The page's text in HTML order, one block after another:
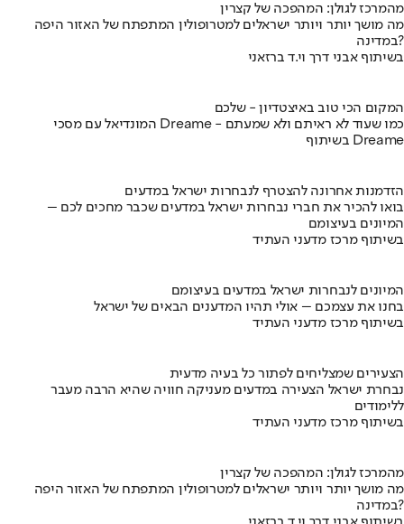
מהמרכז לגולן: המהפכה של קצרין
מה מושך יותר ויותר ישראלים למטרופולין המתפתח של האזור היפה
במדינה?
בשיתוף אבני דרך וי.ד ברזאני
המקום הכי טוב באיצטדיון - שלכם
המונדיאל עם מסכי Dreame - כמו שעוד לא ראיתם ולא שמעתם
בשיתוף Dreame
הזדמנות אחרונה להצטרף לנבחרות ישראל במדעים
בואו להכיר את חברי נבחרות ישראל במדעים שכבר מחכים לכם –
המיונים בעיצומם
בשיתוף מרכז מדעני העתיד
המיונים לנבחרות ישראל במדעים בעיצומם
בחנו את עצמכם – אולי תהיו המדענים הבאים של ישראל
בשיתוף מרכז מדעני העתיד
הצעירים שמצליחים לפתור כל בעיה מדעית
נבחרת ישראל הצעירה במדעים מעניקה חוויה שהיא הרבה מעבר
ללימודים
בשיתוף מרכז מדעני העתיד
מהמרכז לגולן: המהפכה של קצרין
מה מושך יותר ויותר ישראלים למטרופולין המתפתח של האזור היפה
במדינה?